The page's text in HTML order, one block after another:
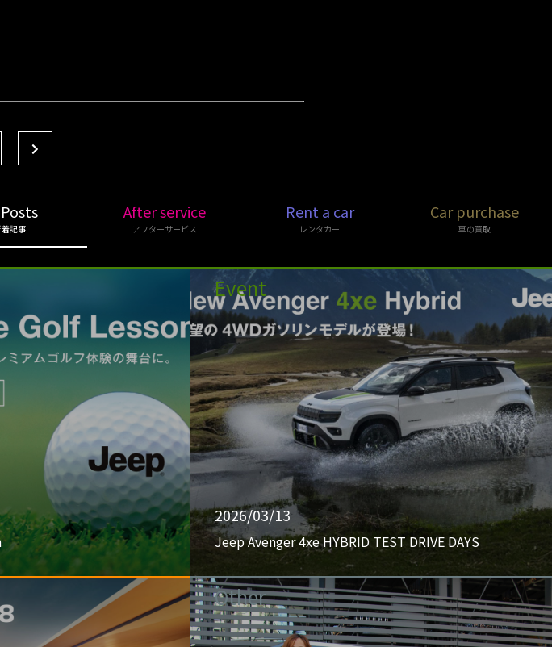
記事
After service
アフターサービス
Rent a car
レンタカー
Car purchase
車の買取
Event
2026/03/13
Jeep Avenger 4xe HYBRID TEST DRIVE DAYS
Other